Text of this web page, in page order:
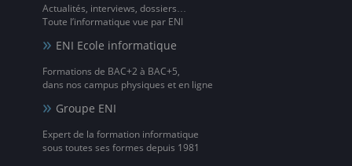
Actualités, interviews, dossiers…
Toute l’informatique vue par ENI
ENI Ecole informatique
Formations de BAC+2 à BAC+5,
dans nos campus physiques et en ligne
Groupe ENI
Expert de la formation informatique
sous toutes ses formes depuis 1981